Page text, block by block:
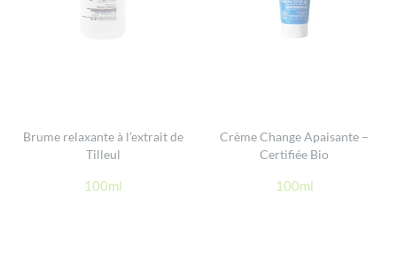
Brume relaxante à l’extrait de
Tilleul
100ml
Crème Change Apaisante –
Certifiée Bio
100ml